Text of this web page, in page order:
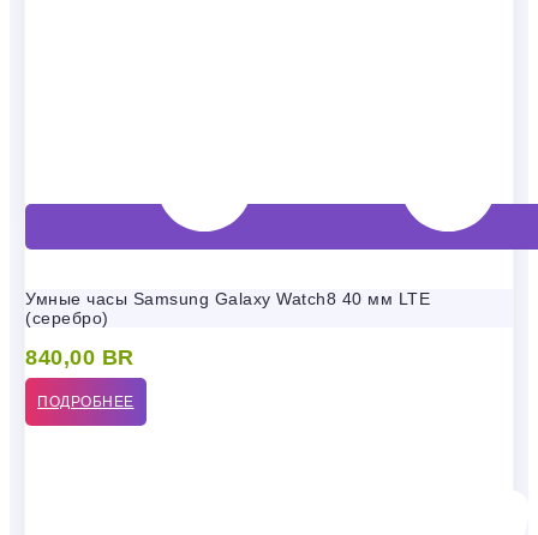
Умные часы Samsung Galaxy Watch8 40 мм LTE
(серебро)
840,00 BR
ПОДРОБНЕЕ